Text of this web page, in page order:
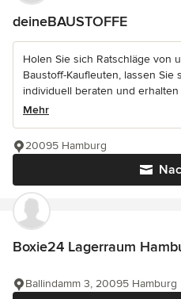
deineBAUSTOFFE
Holen Sie sich Ratschläge von
Baustoff-Kaufleuten, lassen Sie
individuell beraten und erhalten
Mehr
20095 Hamburg
Boxie24 Lagerraum
Ballindamm 3, 20095 Hamburg